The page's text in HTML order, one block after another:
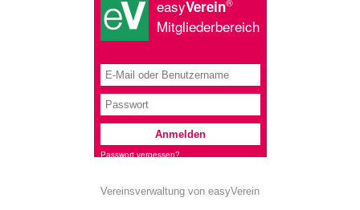
Vereinsverwaltung von easyVerein